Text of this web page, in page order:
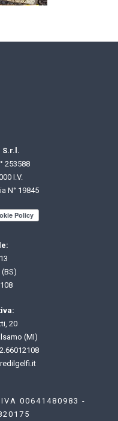
S.r.l.
253588
I.V.
N° 19845
20
(MI)
00641480983 -